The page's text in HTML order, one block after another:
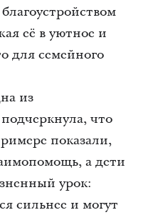
её в уютное и
для семейного
из
что
показали,
а дети
урок:
сильнее и могут